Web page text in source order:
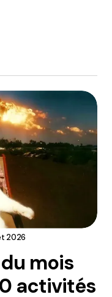
2026
mois
activités